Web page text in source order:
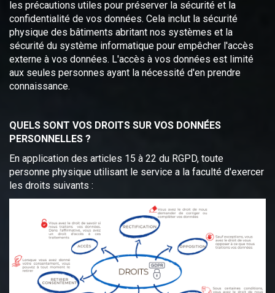
les précautions utiles pour préserver la sécurité et la
confidentialité de vos données. Cela inclut la sécurité
physique des bâtiments abritant nos systèmes et la
sécurité du système informatique pour empêcher l'accès
externe à vos données. L'accès à vos données est limité
aux seules personnes ayant la nécessité d'en prendre
connaissance.
QUELS SONT VOS DROITS SUR VOS DONNÉES
PERSONNELLES ?
En application des articles 15 à 22 du RGPD, toute
personne physique utilisant le service a la faculté d'exercer
les droits suivants :